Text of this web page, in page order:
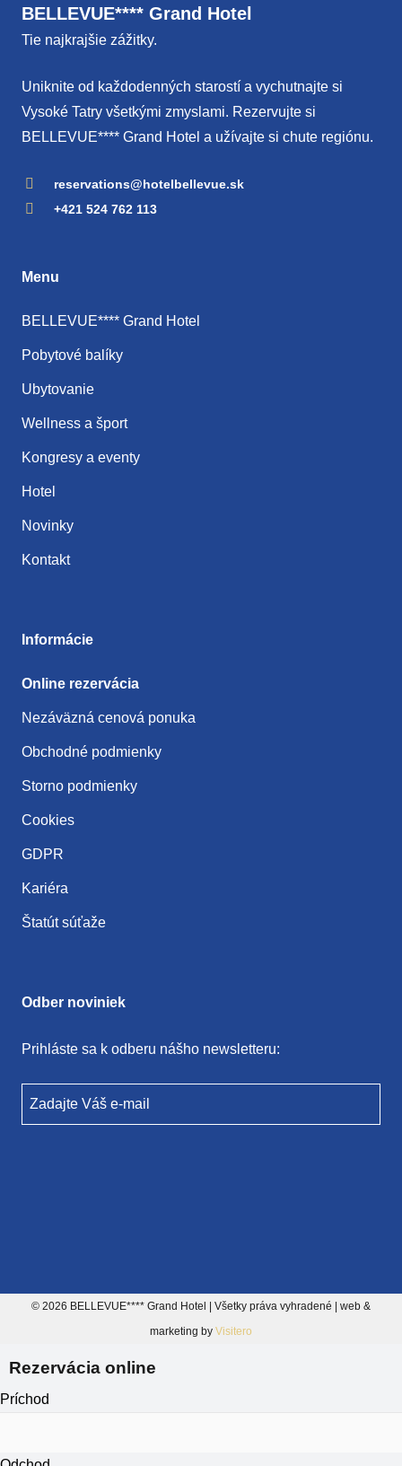
BELLEVUE**** Grand Hotel
Tie najkrajšie zážitky.
Uniknite od každodenných starostí a vychutnajte si
Vysoké Tatry všetkými zmyslami. Rezervujte si
BELLEVUE**** Grand Hotel a užívajte si chute regiónu.
reservations@hotelbellevue.sk
+421 524 762 113
Menu
BELLEVUE**** Grand Hotel
Pobytové balíky
Ubytovanie
Wellness a šport
Kongresy a eventy
Hotel
Novinky
Kontakt
Informácie
Online rezervácia
Nezáväzná cenová ponuka
Obchodné podmienky
Storno podmienky
Cookies
GDPR
Kariéra
Štatút súťaže
Odber noviniek
Prihláste sa k odberu nášho newsletteru:
Zadajte Váš e-mail
© 2026 BELLEVUE**** Grand Hotel | Všetky práva vyhradené | web &
marketing by Visitero
Rezervácia online
Príchod